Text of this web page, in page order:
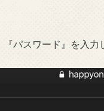
『パスワード』を入力